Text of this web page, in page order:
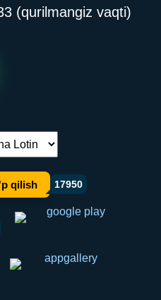
(qurilmangiz vaqti)
qilish 17950
ulashish